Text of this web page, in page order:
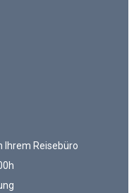
Ihrem Reisebüro